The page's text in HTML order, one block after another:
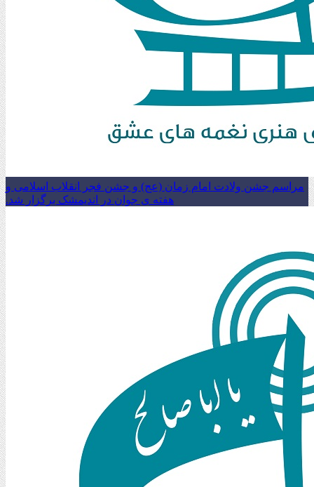
مراسم جشن ولادت امام زمان (عج) و جشن فجر انقلاب اسلامی و
هفته ی جوان در اندیمشک برگزار شد.